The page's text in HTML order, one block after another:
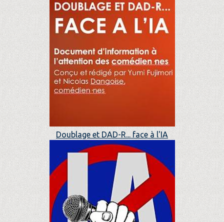
Doublage et DAD-R... face à l'IA